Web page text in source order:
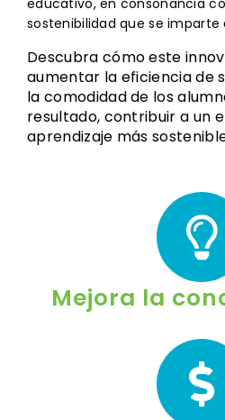
educativo, en consonancia
sostenibilidad que se imparte
Descubra cómo este
aumentar la eficiencia de
la comodidad de los
resultado, contribuir a un
aprendizaje más
Mejora la